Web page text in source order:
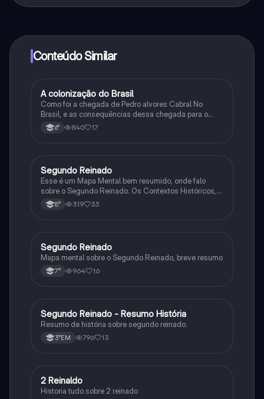
Conteúdo Similar
História
A colonização do Brasil
Como foi a chegada de Pedro alvores Cabral No
Brasil, e as consequências dessa chegada para o
Brasil na época.
6° 840 17
História
Segundo Reinado
Esse é um Mapa Mental bem resumido, onde falo
sobre o Segundo Reinado. Os Contextos Históricos,
Monarquia, Aspectos Políticos, Economia, Sociedade,
Cultura, Conflitos e Crises e Proclamação da
8° 319 33
História
Segundo Reinado
Mapa mental sobre o Segundo Reinado, breve resumo
7° 964 16
História
Segundo Reinado - Resumo História
Resumo de história sobre segundo reinado.
3°EM 796 13
História
2 Reinaldo
Historia tudo sobre 2 reinado